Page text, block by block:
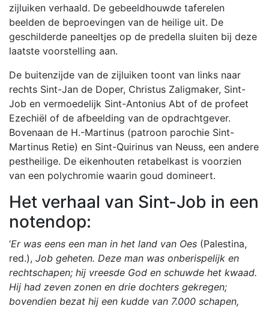
zijluiken verhaald. De gebeeldhouwde taferelen
beelden de beproevingen van de heilige uit. De
geschilderde paneeltjes op de predella sluiten bij deze
laatste voorstelling aan.
De buitenzijde van de zijluiken toont van links naar
rechts Sint-Jan de Doper, Christus Zaligmaker, Sint-
Job en vermoedelijk Sint-Antonius Abt of de profeet
Ezechiël of de afbeelding van de opdrachtgever.
Bovenaan de H.-Martinus (patroon parochie Sint-
Martinus Retie) en Sint-Quirinus van Neuss, een andere
pestheilige. De eikenhouten retabelkast is voorzien
van een polychromie waarin goud domineert.
Het verhaal van Sint-Job in een
notendop:
‘Er was eens een man in het land van Oes (Palestina,
red.), Job geheten. Deze man was onberispelijk en
rechtschapen; hij vreesde God en schuwde het kwaad.
Hij had zeven zonen en drie dochters gekregen;
bovendien bezat hij een kudde van 7.000 schapen,